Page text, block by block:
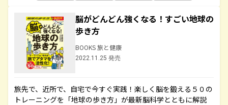
脳がどんどん強くなる！すごい地球の
歩き方
BOOKS 旅と健康
2022.11.25 発売
旅先で、近所で、自宅で今すぐ実践！楽しく脳を鍛える５０の
トレーニングを「地球の歩き方」が最新脳科学とともに解説